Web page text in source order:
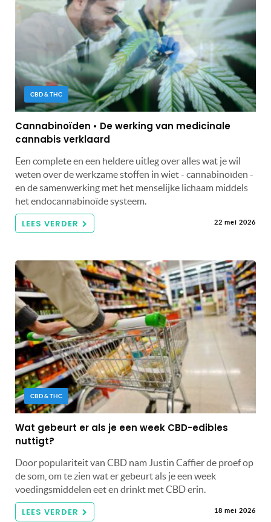
CBD & THC
Cannabinoïden • De werking van medicinale
cannabis verklaard
Een complete en een heldere uitleg over alles wat je wil
weten over de werkzame stoffen in wiet - cannabinoïden -
en de samenwerking met het menselijke lichaam middels
het endocannabinoïde systeem.
LEES VERDER 22 mei 2026
CBD & THC
Wat gebeurt er als je een week CBD-edibles
nuttigt?
Door populariteit van CBD nam Justin Caffier de proef op
de som, om te zien wat er gebeurt als je een week
voedingsmiddelen eet en drinkt met CBD erin.
LEES VERDER 18 mei 2026